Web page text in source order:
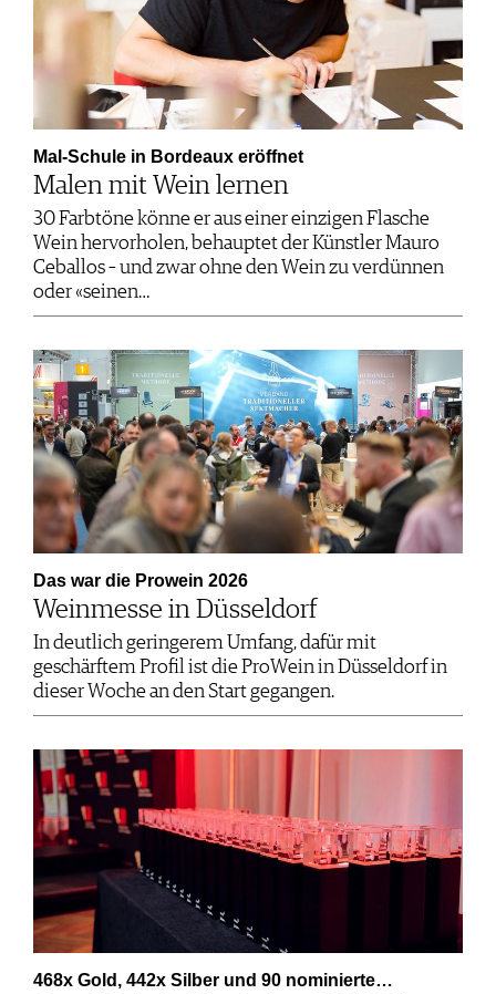
Mal-Schule in Bordeaux eröffnet
Malen mit Wein lernen
30 Farbtöne könne er aus einer einzigen Flasche
Wein hervorholen, behauptet der Künstler Mauro
Ceballos – und zwar ohne den Wein zu verdünnen
oder «seinen…
Das war die Prowein 2026
Weinmesse in Düsseldorf
In deutlich geringerem Umfang, dafür mit
geschärftem Profil ist die ProWein in Düsseldorf in
dieser Woche an den Start gegangen.
468x Gold, 442x Silber und 90 nominierte…